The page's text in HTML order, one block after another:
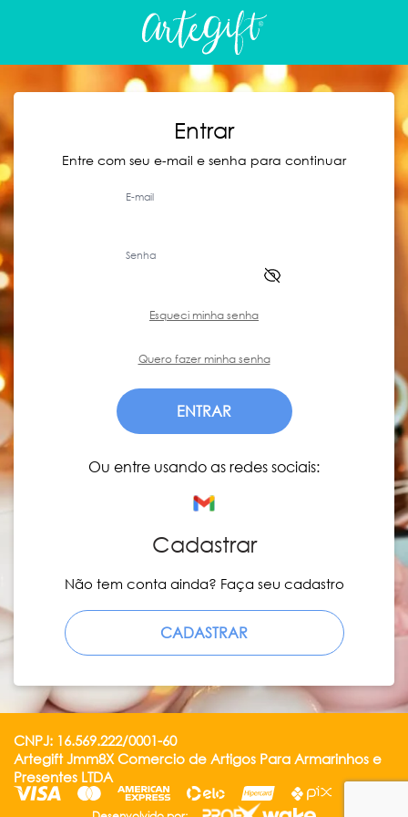
Entrar
Entre com seu e-mail e senha para continuar
E-mail
Senha
Esqueci minha senha
Quero fazer minha senha
ENTRAR
Ou entre usando as redes sociais:
Cadastrar
Não tem conta ainda? Faça seu cadastro
CADASTRAR
CNPJ: 16.569.222/0001-60
Artegift Jmm8X Comercio de Artigos Para Armarinhos e
Presentes LTDA